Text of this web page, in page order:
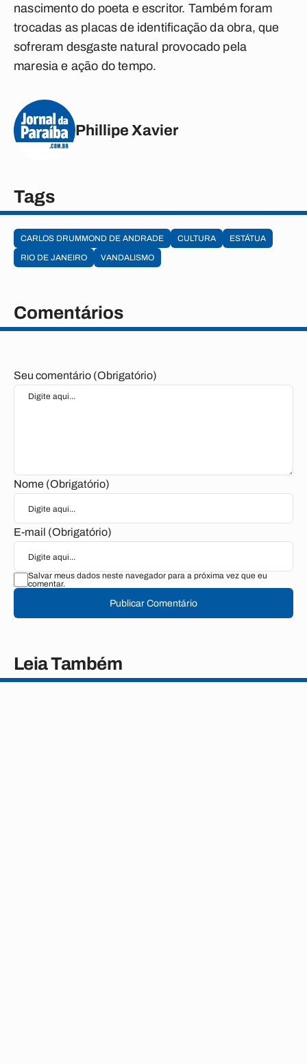
nascimento do poeta e escritor. Também foram
trocadas as placas de identificação da obra, que
sofreram desgaste natural provocado pela
maresia e ação do tempo.
Phillipe Xavier
Tags
CARLOS DRUMMOND DE ANDRADE CULTURA
ESTÁTUA
RIO DE JANEIRO
VANDALISMO
Comentários
Seu comentário (Obrigatório)
Nome (Obrigatório)
E-mail (Obrigatório)
Salvar meus dados neste navegador para a próxima vez que eu
comentar.
Publicar Comentário
Leia Também